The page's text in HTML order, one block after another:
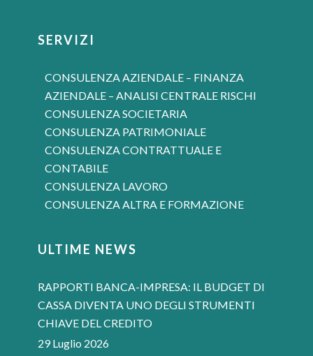
SERVIZI
CONSULENZA AZIENDALE – FINANZA
AZIENDALE – ANALISI CENTRALE RISCHI
CONSULENZA SOCIETARIA
CONSULENZA PATRIMONIALE
CONSULENZA CONTRATTUALE E
CONTABILE
CONSULENZA LAVORO
CONSULENZA ALTRA E FORMAZIONE
ULTIME NEWS
RAPPORTI BANCA-IMPRESA: IL BUDGET DI
CASSA DIVENTA UNO DEGLI STRUMENTI
CHIAVE DEL CREDITO
29 Luglio 2026